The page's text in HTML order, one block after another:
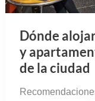
Dónde
y
de la ciudad